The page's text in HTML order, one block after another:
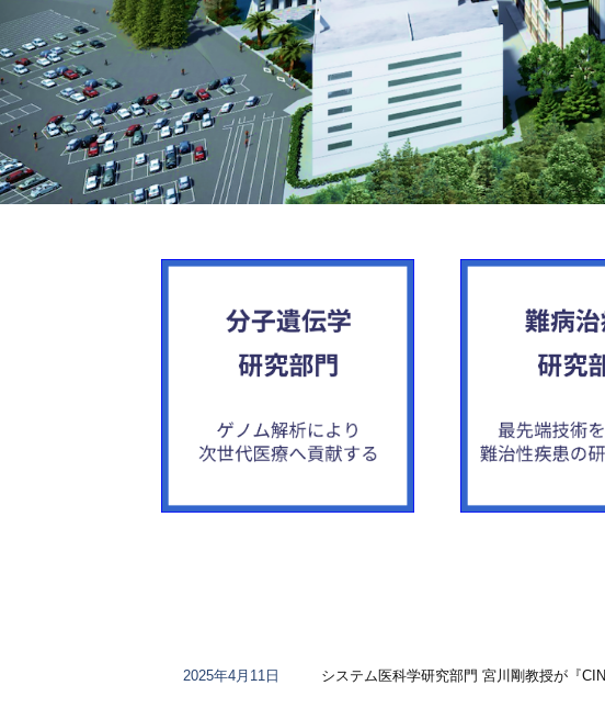
2025年4月11日 システム医科学研究部門 宮川剛教授が『